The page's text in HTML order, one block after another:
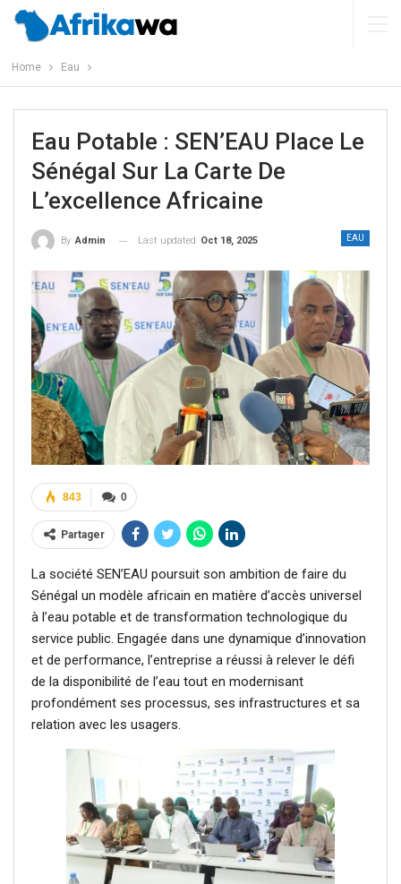
Home Eau
Eau Potable : SEN’EAU Place Le
Sénégal Sur La Carte De
L’excellence Africaine
EAU
By Admin Last updated Oct 18, 2025
0
843
Partager
La société SEN’EAU poursuit son ambition de faire du
Sénégal un modèle africain en matière d’accès universel
à l’eau potable et de transformation technologique du
service public. Engagée dans une dynamique d’innovation
et de performance, l’entreprise a réussi à relever le défi
de la disponibilité de l’eau tout en modernisant
profondément ses processus, ses infrastructures et sa
relation avec les usagers.